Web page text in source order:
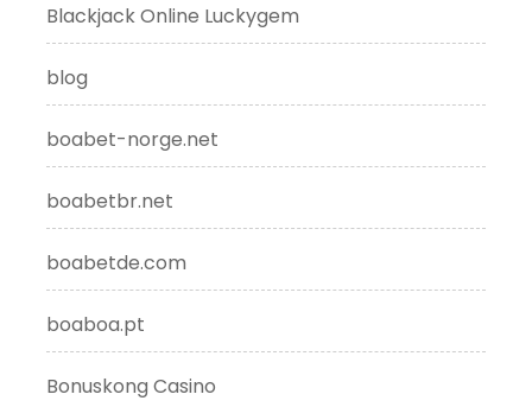
Blackjack Online Luckygem
blog
boabet-norge.net
boabetbr.net
boabetde.com
boaboa.pt
Bonuskong Casino